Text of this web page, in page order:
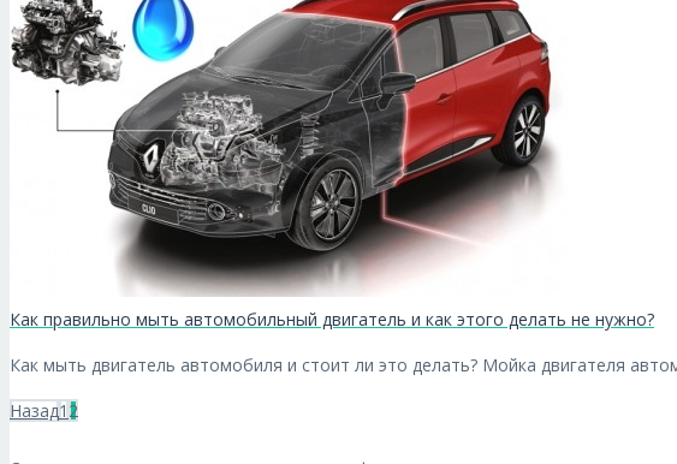
Как правильно мыть автомобильный двигатель и как этого делать не нужно?
Как мыть двигатель автомобиля и стоит ли это делать? Мойка двигателя
Назад1 2